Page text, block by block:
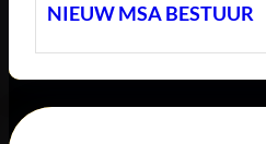
NIEUW MSA BESTUUR